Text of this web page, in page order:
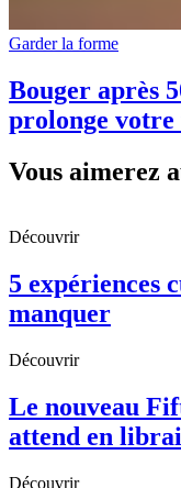
Garder la forme
Bouger après
prolonge votre
Vous aimerez
Découvrir
5 expériences
manquer
Découvrir
Le nouveau
attend en
Découvrir